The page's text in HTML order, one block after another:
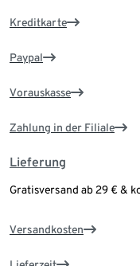
Kreditkarte
Paypal
Vorauskasse
Zahlung in der Filiale
Lieferung
Gratisversand ab 29 € &
Versandkosten